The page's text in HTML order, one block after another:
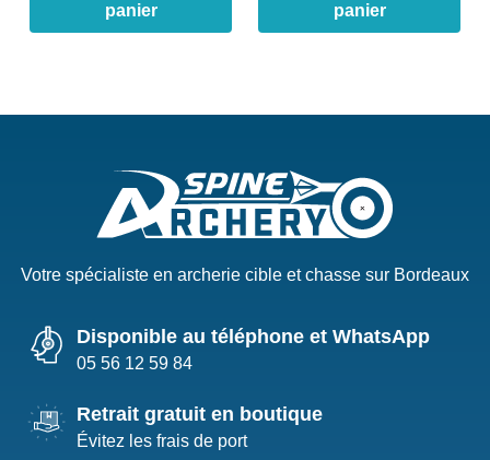
panier
panier
Votre spécialiste en archerie cible et chasse sur Bordeaux
Disponible au téléphone et WhatsApp
05 56 12 59 84
Retrait gratuit en boutique
Évitez les frais de port